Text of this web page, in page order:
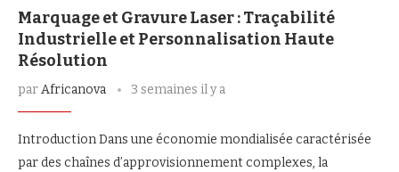
Marquage et Gravure Laser : Traçabilité
Industrielle et Personnalisation Haute
Résolution
parAfricanova 3 semaines il y a
Introduction Dans une économie mondialisée caractérisée
par des chaînes d’approvisionnement complexes, la